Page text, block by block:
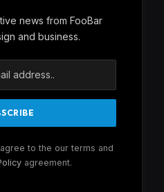
news from FooBar
and business.
to the our terms and
agreement.